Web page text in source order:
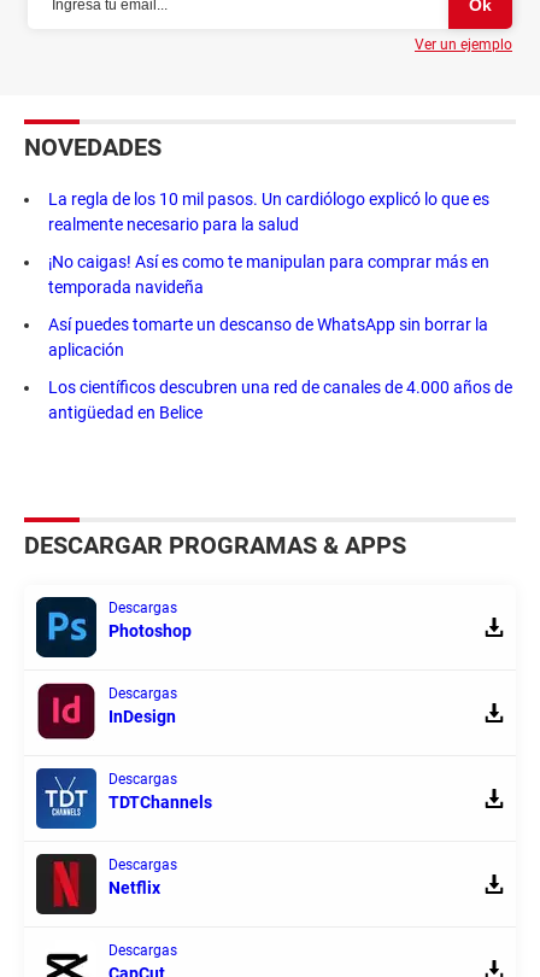
Ver un ejemplo
NOVEDADES
La regla de los 10 mil pasos. Un cardiólogo explicó lo que es
realmente necesario para la salud
¡No caigas! Así es como te manipulan para comprar más en
temporada navideña
Así puedes tomarte un descanso de WhatsApp sin borrar la
aplicación
Los científicos descubren una red de canales de 4.000 años de
antigüedad en Belice
DESCARGAR PROGRAMAS & APPS
Descargas
Photoshop
Descargas
InDesign
Descargas
TDTChannels
Descargas
Netflix
Descargas